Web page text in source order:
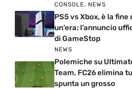
CONSOLE, NEWS
PS5 vs Xbox, è la fine
un’era: l’annuncio
di GameStop
NEWS
Polemiche su
Team, FC26 elimina
spunta un grosso